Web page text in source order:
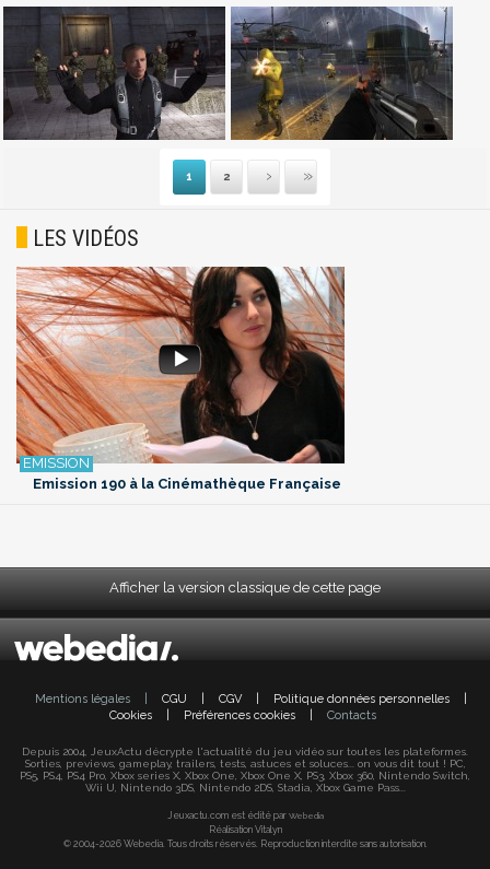
1 2
Suivante
Dernière
LES VIDÉOS
Emission 190 à la Cinémathèque Française
Afficher la version classique de cette page
Mentions légales CGU CGV Politique données personnelles
Cookies
Préférences cookies Contacts
Depuis 2004, JeuxActu décrypte l'actualité du jeu vidéo sur toutes les plateformes.
Sorties, previews, gameplay, trailers, tests, astuces et soluces... on vous dit tout ! PC,
PS5, PS4, PS4 Pro, Xbox series X, Xbox One, Xbox One X, PS3, Xbox 360, Nintendo Switch,
Wii U, Nintendo 3DS, Nintendo 2DS, Stadia, Xbox Game Pass...
Jeuxactu.com est édité par Webedia
Réalisation Vitalyn
© 2004-2026 Webedia. Tous droits réservés. Reproduction interdite sans autorisation.